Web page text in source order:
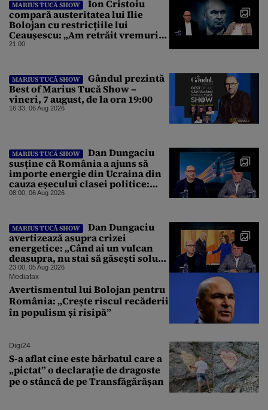
MARIUS TUCĂ SHOW
Ion Cristoiu
compară austeritatea lui Ilie
Bolojan cu restricțiile lui
Ceaușescu: „Am retrăit vremurile
tinereții”
21:00
MARIUS TUCĂ SHOW
Gândul prezintă
Best of Marius Tucă Show –
vineri, 7 august, de la ora 19:00
16:33, 06 Aug 2026
MARIUS TUCĂ SHOW
Dan Dungaciu
susține că România a ajuns să
importe energie din Ucraina din
cauza eșecului clasei politice:
Este bilanțul politic al ultimilor
08:00, 06 Aug 2026
MARIUS TUCĂ SHOW
Dan Dungaciu
avertizează asupra crizei
energetice: „Când ai un vulcan
deasupra, nu stai să găsești soluții
cu leucoplast”
23:00, 05 Aug 2026
Mediafax
Avertismentul lui Bolojan pentru
România: „Crește riscul recăderii
în populism și risipă”
Digi24
S-a aflat cine este bărbatul care a
„pictat” o declarație de dragoste
pe o stâncă de pe Transfăgărășan